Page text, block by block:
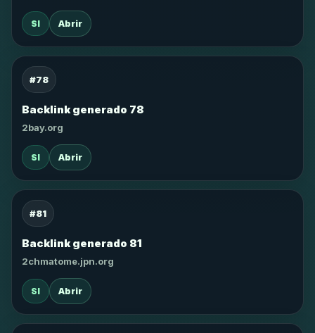
SI Abrir
#78
Backlink generado 78
2bay.org
SI Abrir
#81
Backlink generado 81
2chmatome.jpn.org
SI Abrir